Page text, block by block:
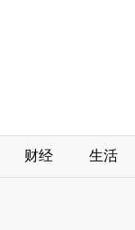
财经 生活